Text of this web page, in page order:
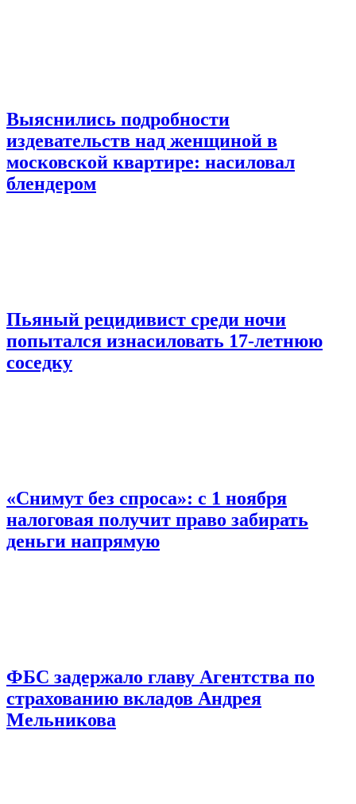
Выяснились подробности
издевательств над женщиной в
московской квартире: насиловал
блендером
Пьяный рецидивист среди ночи
попытался изнасиловать 17-летнюю
соседку
«Снимут без спроса»: с 1 ноября
налоговая получит право забирать
деньги напрямую
ФБС задержало главу Агентства по
страхованию вкладов Андрея
Мельникова